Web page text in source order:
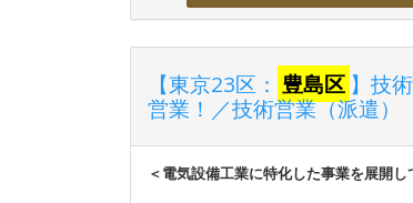
【東京23区： 豊島区 】技
営業！／技術営業（派遣）
＜電気設備工業に特化した事業を展開